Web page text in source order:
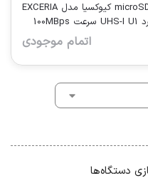
کارت حافظه‌ microSDHC کیوکسیا مدل EXCERIA
کلاس 10 استاندارد UHS-I U1 سرعت 100MBps
اتمام موجودی
دستگاه‌ها